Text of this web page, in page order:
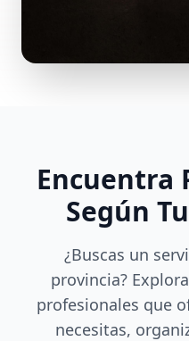
Encuentra
Según
¿Buscas un
provincia?
profesionales que
necesitas,